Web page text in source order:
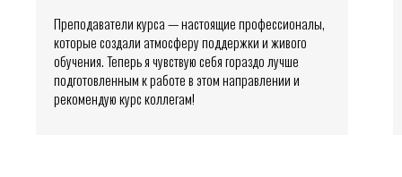
Преподаватели курса — настоящие профессионалы,
которые создали атмосферу поддержки и живого
обучения. Теперь я чувствую себя гораздо лучше
подготовленным к работе в этом направлении и
рекомендую курс коллегам!